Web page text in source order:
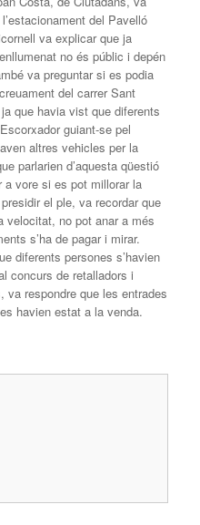
del Pavelló
va explicar que ja
no és públic i depén
va preguntar si es podia
del carrer Sant
que havia vist que diferents
guiant-se pel
altres vehicles per la
parlarien d’aquesta qüestió
a vore si es pot millorar la
el ple, va recordar que
velocitat, no pot anar a més
s’ha de pagar i mirar.
diferents persones s’havien
concurs de retalladors i
va respondre que les entrades
havien estat a la venda.